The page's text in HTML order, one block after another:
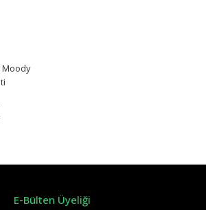
Moody
E-Bülten Üyeliği